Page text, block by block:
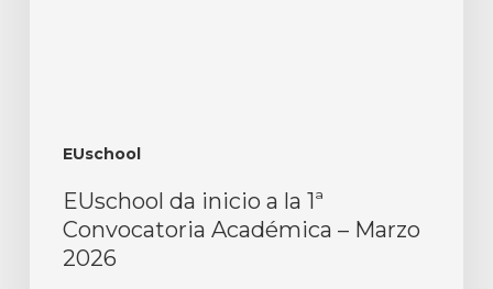
EUschool
EUschool da inicio a la 1ª
Convocatoria Académica – Marzo
2026